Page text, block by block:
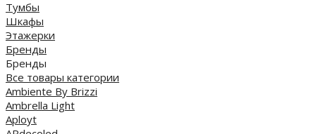
Тумбы
Шкафы
Этажерки
Бренды
Бренды
Все товары категории
Ambiente By Brizzi
Ambrella Light
Aployt